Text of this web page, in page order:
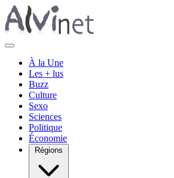
À la Une
Les + lus
Buzz
Culture
Sexo
Sciences
Politique
Économie
Régions